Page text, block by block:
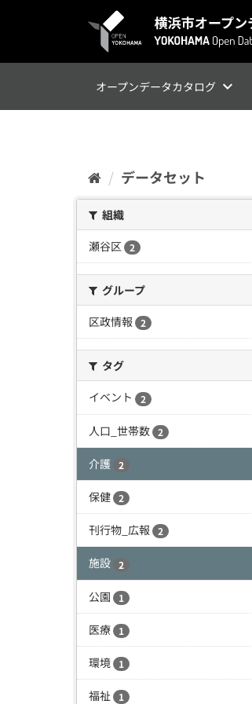
オープンデータカタログ
データセット
組織
瀬谷区 2
グループ
区政情報
2
タグ
イベント
2
人口_世帯数 2
介護 2
保健 2
刊行物_広報 2
施設 2
公園 1
医療 1
環境 1
福祉 1